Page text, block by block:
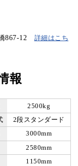
867-12 詳細はこち
報
2500kg
2段スタンダード
3000mm
2580mm
1150mm